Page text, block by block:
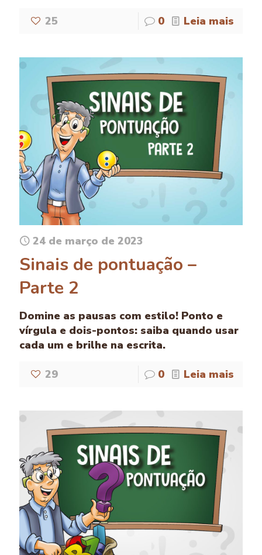
25 0 Leia mais
24 de março de 2023
Sinais de pontuação –
Parte 2
Domine as pausas com estilo! Ponto e
vírgula e dois-pontos: saiba quando usar
cada um e brilhe na escrita.
29 0 Leia mais